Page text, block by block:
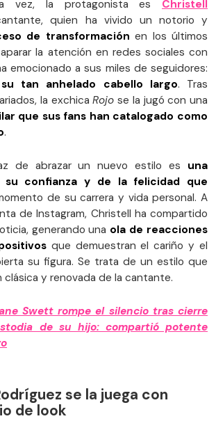
vez, la protagonista es Christell
quien ha vivido un notorio y
de transformación en los últimos
la atención en redes sociales con
emocionado a sus miles de seguidores:
tan anhelado cabello largo. Tras
la exchicaRojo se la jugó con una
que sus fans han catalogado como
.
de abrazar un nuevo estilo es una
su confianza y de la felicidad que
de su carrera y vida personal. A
de Instagram, Christell ha compartido
generando una ola de reacciones
que demuestran el cariño y el
su figura. Se trata de un estilo que
clásica y renovada de la cantante.
Swett rompe el silencio tras cierre
de su hijo: compartió potente
se la juega con
de look